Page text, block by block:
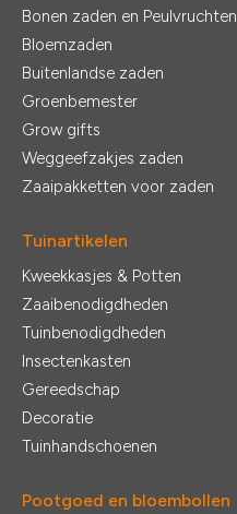
Bonen zaden en Peulvruchten
Bloemzaden
Buitenlandse zaden
Groenbemester
Grow gifts
Weggeefzakjes zaden
Zaaipakketten voor zaden
Tuinartikelen
Kweekkasjes & Potten
Zaaibenodigdheden
Tuinbenodigdheden
Insectenkasten
Gereedschap
Decoratie
Tuinhandschoenen
Pootgoed en bloembollen